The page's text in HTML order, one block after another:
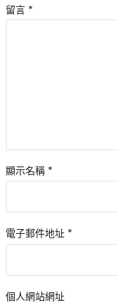
留言 *
顯示名稱 *
電子郵件地址 *
個人網站網址